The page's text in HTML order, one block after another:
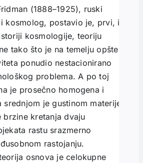
(1888–1925), ruski
kosmolog, postavio je, prvi, i
kosmologije, teoriju
tako što je na temelju opšte
ponudio nestacionirano
problema. A po toj
je prosečno homogena i
je gustinom materije,
brzine kretanja dvaju
rastu srazmerno
rastojanju.
osnova je celokupne